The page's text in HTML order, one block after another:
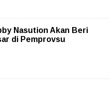
Nasution Akan Beri
di Pemprovsu